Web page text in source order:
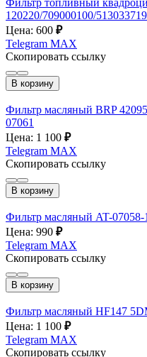
120220/709000100/
Цена: 600 ₽
Telegram MAX
Скопировать ссылку
В корзину
Фильтр масляный BRP
07061
Цена: 1 100 ₽
Telegram MAX
Скопировать ссылку
В корзину
Фильтр масляный AT-07058-
Цена: 990 ₽
Telegram MAX
Скопировать ссылку
В корзину
Фильтр масляный HF147
Цена: 1 100 ₽
Telegram MAX
Скопировать ссылку